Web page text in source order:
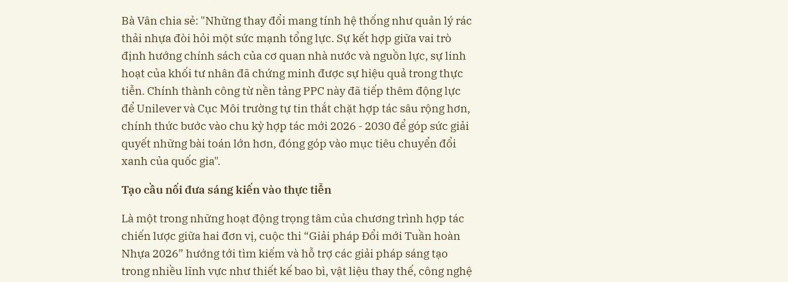
Bà Vân chia sẻ: "Những thay đổi mang tính hệ thống như quản lý rác
thải nhựa đòi hỏi một sức mạnh tổng lực. Sự kết hợp giữa vai trò
định hướng chính sách của cơ quan nhà nước và nguồn lực, sự linh
hoạt của khối tư nhân đã chứng minh được sự hiệu quả trong thực
tiễn. Chính thành công từ nền tảng PPC này đã tiếp thêm động lực
để Unilever và Cục Môi trường tự tin thắt chặt hợp tác sâu rộng hơn,
chính thức bước vào chu kỳ hợp tác mới 2026 - 2030 để góp sức giải
quyết những bài toán lớn hơn, đóng góp vào mục tiêu chuyển đổi
xanh của quốc gia".
Tạo cầu nối đưa sáng kiến vào thực tiễn
Là một trong những hoạt động trọng tâm của chương trình hợp tác
chiến lược giữa hai đơn vị, cuộc thi “Giải pháp Đổi mới Tuần hoàn
Nhựa 2026” hướng tới tìm kiếm và hỗ trợ các giải pháp sáng tạo
trong nhiều lĩnh vực như thiết kế bao bì, vật liệu thay thế, công nghệ